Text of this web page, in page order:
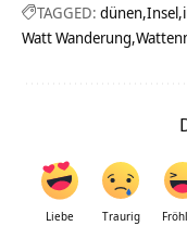
TAGGED: dünen Insel
Watt Wanderung
Liebe Traurig